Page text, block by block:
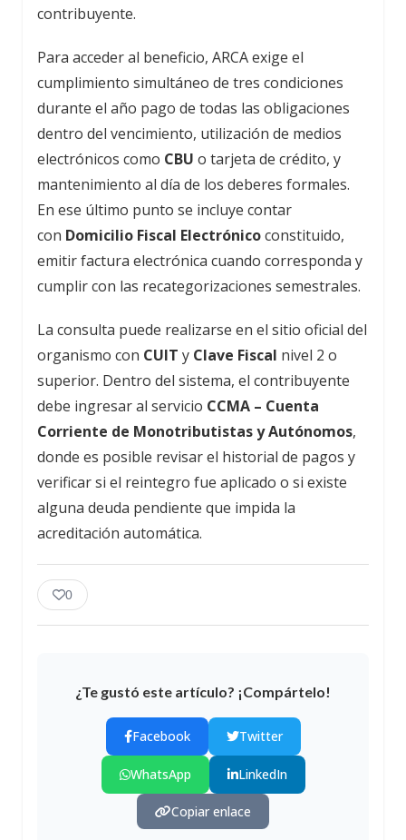
contribuyente.
Para acceder al beneficio, ARCA exige el
cumplimiento simultáneo de tres condiciones
durante el año pago de todas las obligaciones
dentro del vencimiento, utilización de medios
electrónicos como CBU o tarjeta de crédito, y
mantenimiento al día de los deberes formales.
En ese último punto se incluye contar
con Domicilio Fiscal Electrónicoconstituido,
emitir factura electrónica cuando corresponda y
cumplir con las recategorizaciones semestrales.
La consulta puede realizarse en el sitio oficial del
organismo con CUIT y Clave Fiscal nivel 2 o
superior. Dentro del sistema, el contribuyente
debe ingresar al servicio CCMA – Cuenta
Corriente de Monotributistas y Autónomos,
donde es posible revisar el historial de pagos y
verificar si el reintegro fue aplicado o si existe
alguna deuda pendiente que impida la
acreditación automática.
0
¿Te gustó este artículo? ¡Compártelo!
Facebook Twitter
WhatsApp LinkedIn
Copiar enlace